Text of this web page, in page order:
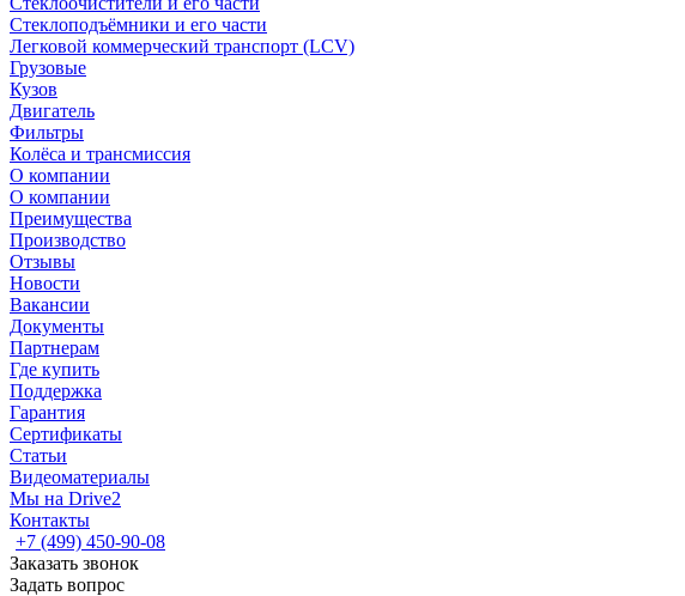
Стеклоподъёмники и его части
Легковой коммерческий транспорт (LCV)
Грузовые
Кузов
Двигатель
Фильтры
Колёса и трансмиссия
О компании
О компании
Преимущества
Производство
Отзывы
Новости
Вакансии
Документы
Партнерам
Где купить
Поддержка
Гарантия
Сертификаты
Статьи
Видеоматериалы
Мы на Drive2
Контакты
+7 (499) 450-90-08
Заказать звонок
Задать вопрос